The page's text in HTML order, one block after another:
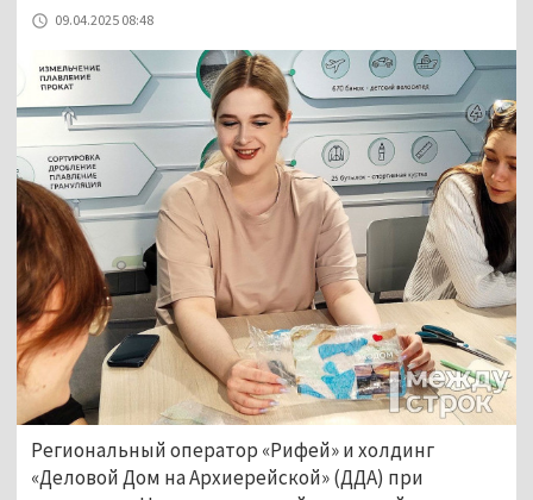
09.04.2025 08:48
Региональный оператор «Рифей» и холдинг
«Деловой Дом на Архиерейской» (ДДА) при